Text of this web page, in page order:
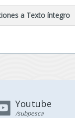
a Texto íntegro
Youtube
/subpesca